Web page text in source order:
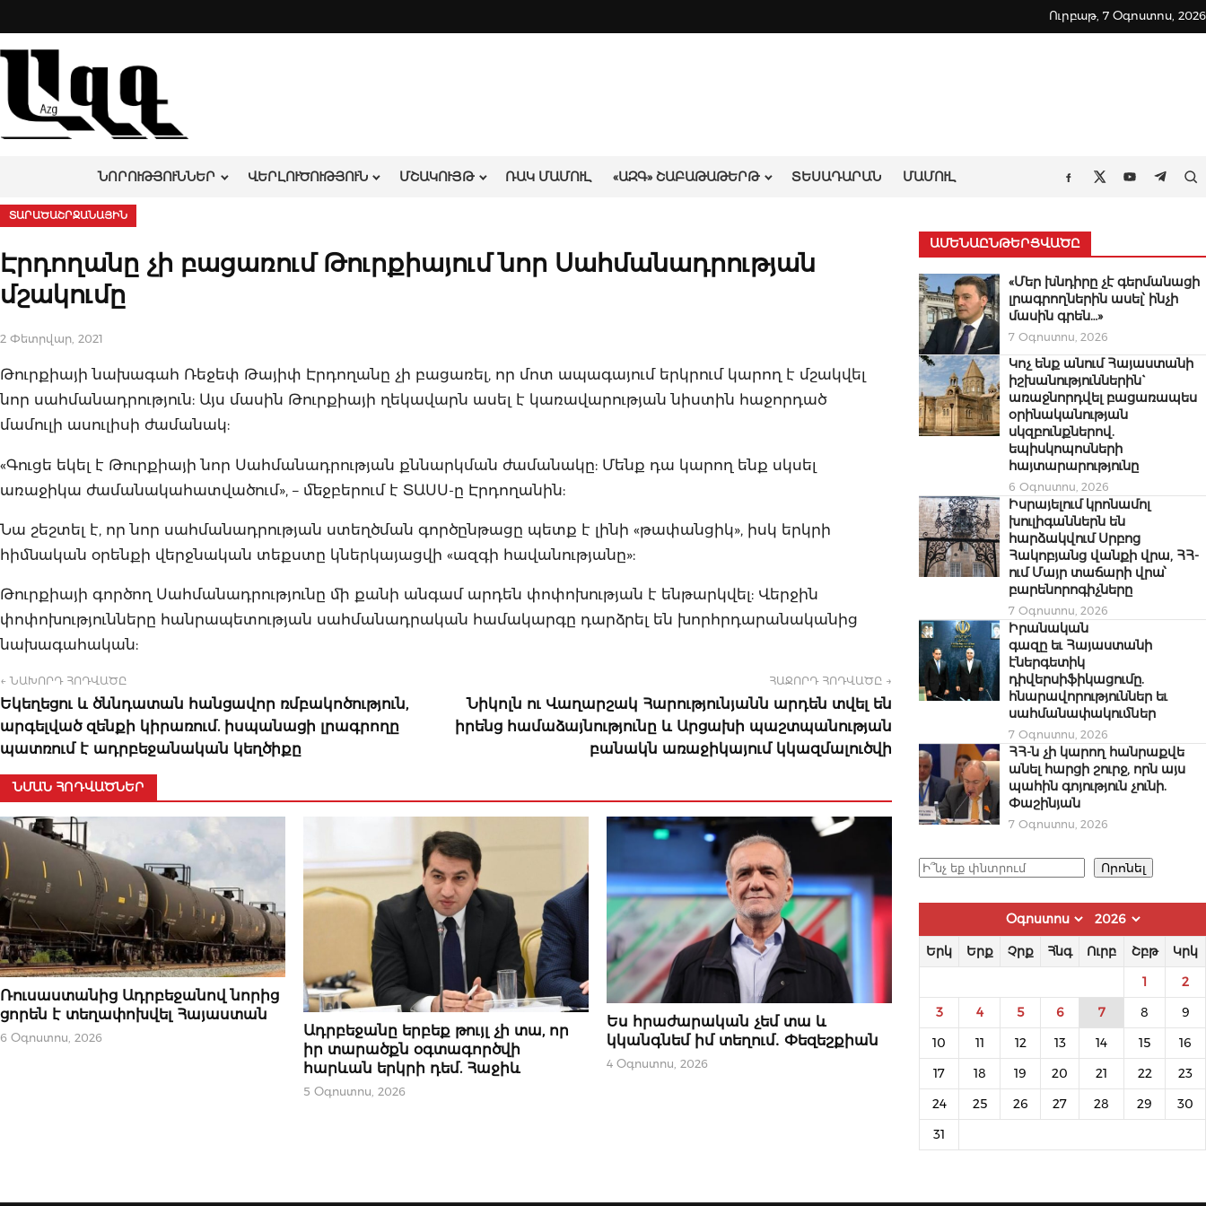
to
content
Ուրբաթ, 7 Օգոստոս, 2026
ՆՈՐՈՒԹՅՈՒՆՆԵՐ ՎԵՐԼՈՒԾՈՒԹՅՈՒՆ ՄՇԱԿՈՒՅԹ ՌԱԿ ՄԱՄՈՒԼ «ԱԶԳ» ՇԱԲԱԹԱԹԵՐԹ ՏԵՍԱԴԱՐԱՆ ՄԱՄՈՒԼ
Facebook
TwitterYoutube
ՏԱՐԱԾԱՇՐՋԱՆԱՅԻՆ
Էրդողանը չի բացառում Թուրքիայում նոր Սահմանադրության
մշակումը
2 Փետրվար, 2021
Թուրքիայի նախագահ Ռեջեփ Թայիփ Էրդողանը չի բացառել, որ մոտ ապագայում երկրում կարող է մշակվել
նոր սահմանադրություն: Այս մասին Թուրքիայի ղեկավարն ասել է կառավարության նիստին հաջորդած
մամուլի ասուլիսի ժամանակ:
«Գուցե եկել է Թուրքիայի նոր Սահմանադրության քննարկման ժամանակը: Մենք դա կարող ենք սկսել
առաջիկա ժամանակահատվածում», – մեջբերում է ՏԱՍՍ-ը Էրդողանին:
Նա շեշտել է, որ նոր սահմանադրության ստեղծման գործընթացը պետք է լինի «թափանցիկ», իսկ երկրի
հիմնական օրենքի վերջնական տեքստը կներկայացվի «ազգի հավանությանը»:
Թուրքիայի գործող Սահմանադրությունը մի քանի անգամ արդեն փոփոխության է ենթարկվել: Վերջին
փոփոխությունները հանրապետության սահմանադրական համակարգը դարձրել են խորհրդարանականից
նախագահական:
← ՆԱԽՈՐԴ ՀՈԴՎԱԾԸ
Եկեղեցու և ծննդատան հանցավոր ռմբակոծություն,
արգելված զենքի կիրառում. իսպանացի լրագրողը
պատռում է ադրբեջանական կեղծիքը
ՀԱՋՈՐԴ ՀՈԴՎԱԾԸ →
Նիկոլն ու Վաղարշակ Հարությունյանն արդեն տվել են
իրենց համաձայնությունը և Արցախի պաշտպանության
բանակն առաջիկայում կկազմալուծվի
ՆՄԱՆ ՀՈԴՎԱԾՆԵՐ
ՆՈՐՈՒԹՅՈՒՆՆԵՐ
Ռուսաստանից Ադրբեջանով նորից
ցորեն է տեղափոխվել Հայաստան
6 Օգոստոս, 2026
ՆՈՐՈՒԹՅՈՒՆՆԵՐ
Ադրբեջանը երբեք թույլ չի տա, որ
իր տարածքն օգտագործվի
հարևան երկրի դեմ. Հաջիև
5 Օգոստոս, 2026
ՆՈՐՈՒԹՅՈՒՆՆԵՐ
Ես հրաժարական չեմ տա և
կկանգնեմ իմ տեղում․ Փեզեշքիան
4 Օգոստոս, 2026
ԱՄԵՆԱԸՆԹԵՐՑՎԱԾԸ
«Մեր խնդիրը չէ գերմանացի
լրագրողներին ասել՝ ինչի
մասին գրեն…»
7 Օգոստոս, 2026
Կոչ ենք անում Հայաստանի
իշխանություններին`
առաջնորդվել բացառապես
օրինականության
սկզբունքներով.
եպիսկոպոսների
հայտարարությունը
6 Օգոստոս, 2026
Իսրայելում կրոնամոլ
խուլիգաններն են
հարձակվում Սրբոց
Հակոբյանց վանքի վրա, ՀՀ-
ում Մայր տաճարի վրա՝
բարենորոգիչները
7 Օգոստոս, 2026
Իրանական
գազը եւ Հայաստանի
էներգետիկ
դիվերսիֆիկացումը.
հնարավորություններ եւ
սահմանափակումներ
7 Օգոստոս, 2026
ՀՀ-ն չի կարող հանրաքվե
անել հարցի շուրջ, որն այս
պահին գոյություն չունի.
Փաշինյան
7 Օգոստոս, 2026
Որոնել Որոնել
Երկ Երք Չրք Հնգ Ուրբ Շբթ Կրկ
1 2
3 4 5 6 7 8 9
10 11 12 13 14 15 16
17 18 19 20 21 22 23
24 25 26 27 28 29 30
31